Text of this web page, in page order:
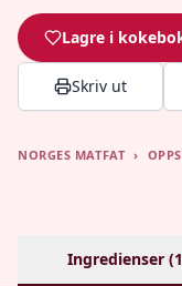
Lagre i
Skriv ut
NORGES MATFAT ›
Ingredienser (